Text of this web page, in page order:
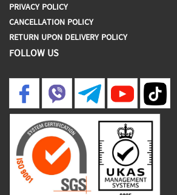
PRIVACY POLICY
CANCELLATION POLICY
RETURN UPON DELIVERY POLICY
FOLLOW US